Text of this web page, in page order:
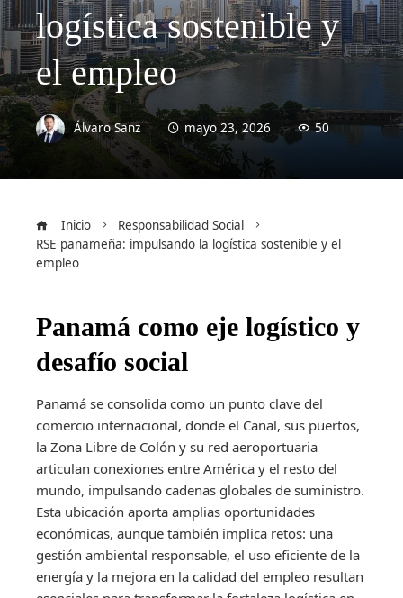
logística sostenible y
el empleo
Álvaro Sanz mayo 23, 2026 50
Inicio
Responsabilidad Social
RSE panameña: impulsando la logística sostenible y el
empleo
Panamá como eje logístico y
desafío social
Panamá se consolida como un punto clave del
comercio internacional, donde el Canal, sus puertos,
la Zona Libre de Colón y su red aeroportuaria
articulan conexiones entre América y el resto del
mundo, impulsando cadenas globales de suministro.
Esta ubicación aporta amplias oportunidades
económicas, aunque también implica retos: una
gestión ambiental responsable, el uso eficiente de la
energía y la mejora en la calidad del empleo resultan